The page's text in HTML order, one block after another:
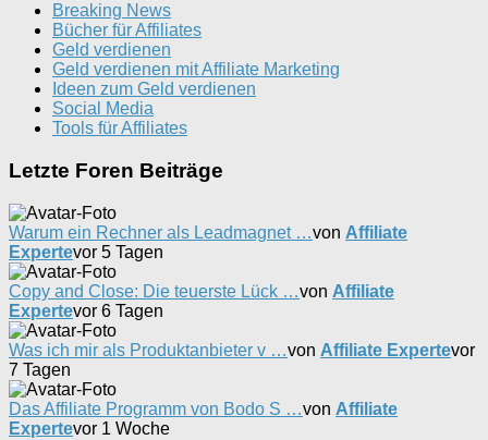
Breaking News
Bücher für Affiliates
Geld verdienen
Geld verdienen mit Affiliate Marketing
Ideen zum Geld verdienen
Social Media
Tools für Affiliates
Letzte Foren Beiträge
Warum ein Rechner als Leadmagnet …von Affiliate
Expertevor 5 Tagen
Copy and Close: Die teuerste Lück …von Affiliate
Expertevor 6 Tagen
Was ich mir als Produktanbieter v …von Affiliate Expertevor
7 Tagen
Das Affiliate Programm von Bodo S …von Affiliate
Expertevor 1 Woche